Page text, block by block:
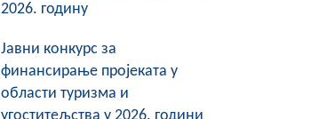
2026. годину
Јавни конкурс за
финансирање пројеката у
области туризма и